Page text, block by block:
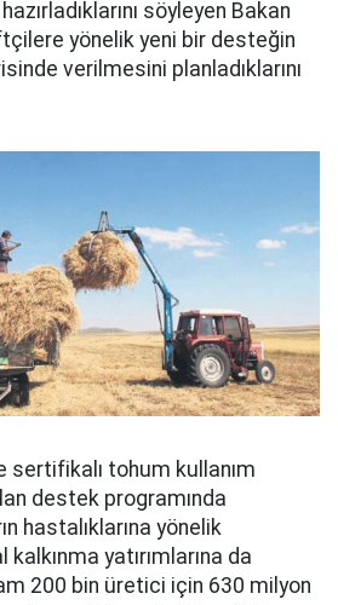
söyleyen Bakan
yönelik yeni bir desteğin
verilmesini planladıklarını
sertifikalı tohum kullanım
destek programında
hastalıklarına yönelik
yatırımlarına da
200 bin üretici için 630 milyon